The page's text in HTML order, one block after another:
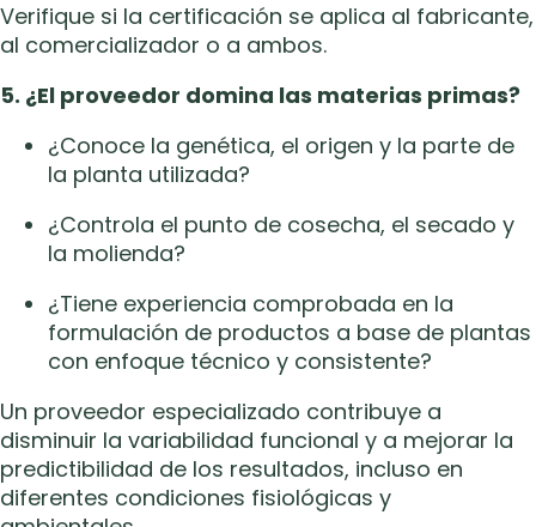
Verifique si la certificación se aplica al fabricante,
al comercializador o a ambos.
5. ¿El proveedor domina las materias primas?
¿Conoce la genética, el origen y la parte de
la planta utilizada?
¿Controla el punto de cosecha, el secado y
la molienda?
¿Tiene experiencia comprobada en la
formulación de productos a base de plantas
con enfoque técnico y consistente?
Un proveedor especializado contribuye a
disminuir la variabilidad funcional y a mejorar la
predictibilidad de los resultados, incluso en
diferentes condiciones fisiológicas y